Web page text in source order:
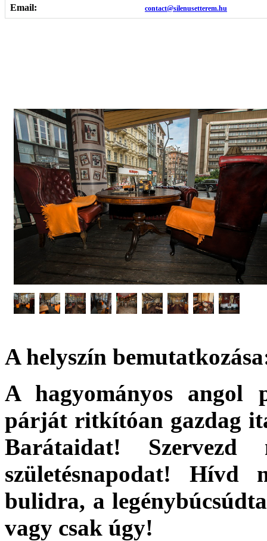
Email:
contact@silenusetterem.hu
A helyszín
A hagyományos angol
párját ritkítóan gazdag
Barátaidat!
születésnapodat!
bulidra, a
vagy csak úgy!